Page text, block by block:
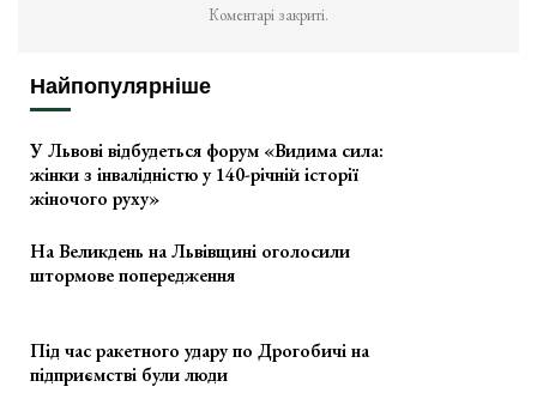
Коментарі закриті.
Найпопулярніше
У Львові відбудеться форум «Видима сила:
жінки з інвалідністю у 140-річній історії
жіночого руху»
На Великдень на Львівщині оголосили
штормове попередження
Під час ракетного удару по Дрогобичі на
підприємстві були люди